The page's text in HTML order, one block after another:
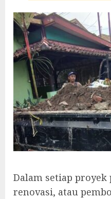
Dalam setiap proyek
renovasi, atau